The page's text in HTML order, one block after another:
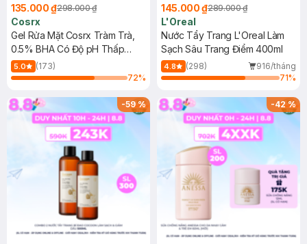
135.000 ₫298.000 ₫
Cosrx
Gel Rửa Mặt Cosrx Tràm Trà,
0.5% BHA Có Độ pH Thấp
150ml
5.0
(173)
72%
145.000 ₫289.000 ₫
L'Oreal
Nước Tẩy Trang L'Oreal Làm
Sạch Sâu Trang Điểm 400ml
4.8 (298)
916/tháng
71%
-59% -42%